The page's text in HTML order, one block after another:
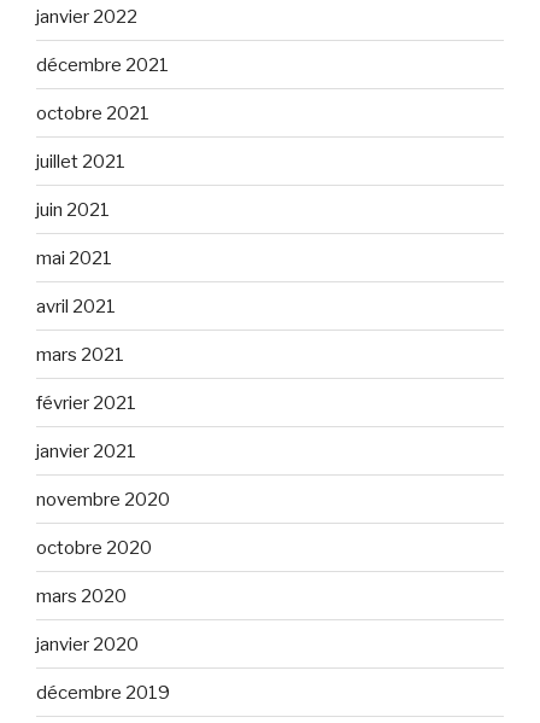
janvier 2022
décembre 2021
octobre 2021
juillet 2021
juin 2021
mai 2021
avril 2021
mars 2021
février 2021
janvier 2021
novembre 2020
octobre 2020
mars 2020
janvier 2020
décembre 2019